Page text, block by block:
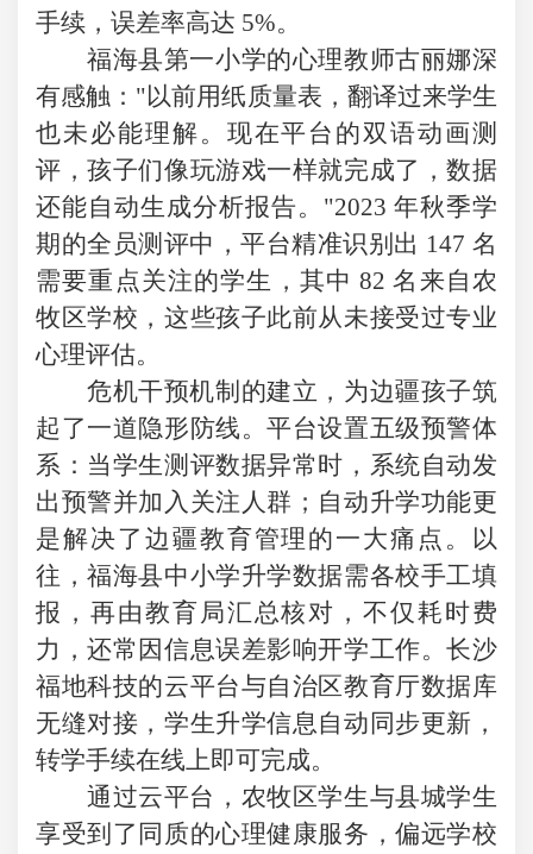
手续，误差率高达 5%。
福海县第一小学的心理教师古丽娜深
有感触： "以前用纸质量表，翻译过来学生
也未必能理解。现在平台的双语动画测
评，孩子们像玩游戏一样就完成了，数据
还能自动生成分析报告。"2023 年秋季学
期的全员测评中，平台精准识别出 147 名
需要重点关注的学生，其中 82 名来自农
牧区学校，这些孩子此前从未接受过专业
心理评估。
危机干预机制的建立，为边疆孩子筑
起了一道隐形防线。平台设置五级预警体
系：当学生测评数据异常时，系统自动发
出预警并加入关注人群；自动升学功能更
是解决了边疆教育管理的一大痛点。以
往，福海县中小学升学数据需各校手工填
报，再由教育局汇总核对，不仅耗时费
力，还常因信息误差影响开学工作。长沙
福地科技的云平台与自治区教育厅数据库
无缝对接，学生升学信息自动同步更新，
转学手续在线上即可完成。
通过云平台，农牧区学生与县城学生
享受到了同质的心理健康服务，偏远学校